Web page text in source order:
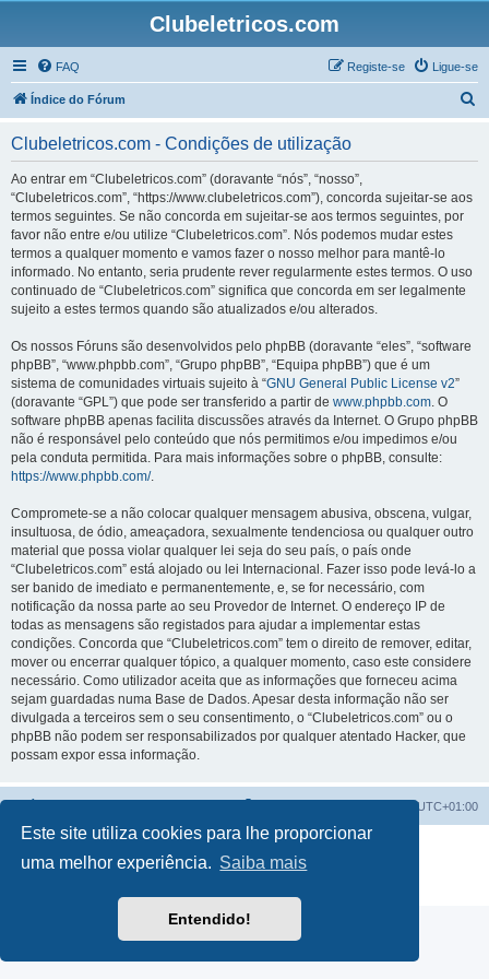
Este site utiliza cookies para lhe proporcionar
uma melhor experiência. Saiba mais
Entendido!
Clubeletricos.com
FAQ Ligue-se
Registe-se
Índice do Fórum
Clubeletricos.com - Condições de utilização
Ao entrar em “Clubeletricos.com” (doravante “nós”, “nosso”,
“Clubeletricos.com”, “https://www.clubeletricos.com”), concorda sujeitar-se aos
termos seguintes. Se não concorda em sujeitar-se aos termos seguintes, por
favor não entre e/ou utilize “Clubeletricos.com”. Nós podemos mudar estes
termos a qualquer momento e vamos fazer o nosso melhor para mantê-lo
informado. No entanto, seria prudente rever regularmente estes termos. O uso
continuado de “Clubeletricos.com” significa que concorda em ser legalmente
sujeito a estes termos quando são atualizados e/ou alterados.
Os nossos Fóruns são desenvolvidos pelo phpBB (doravante “eles”, “software
phpBB”, “www.phpbb.com”, “Grupo phpBB”, “Equipa phpBB”) que é um
sistema de comunidades virtuais sujeito à “GNU General Public License v2”
(doravante “GPL”) que pode ser transferido a partir de www.phpbb.com. O
software phpBB apenas facilita discussões através da Internet. O Grupo phpBB
não é responsável pelo conteúdo que nós permitimos e/ou impedimos e/ou
pela conduta permitida. Para mais informações sobre o phpBB, consulte:
https://www.phpbb.com/.
Compromete-se a não colocar qualquer mensagem abusiva, obscena, vulgar,
insultuosa, de ódio, ameaçadora, sexualmente tendenciosa ou qualquer outro
material que possa violar qualquer lei seja do seu país, o país onde
“Clubeletricos.com” está alojado ou lei Internacional. Fazer isso pode levá-lo a
ser banido de imediato e permanentemente, e, se for necessário, com
notificação da nossa parte ao seu Provedor de Internet. O endereço IP de
todas as mensagens são registados para ajudar a implementar estas
condições. Concorda que “Clubeletricos.com” tem o direito de remover, editar,
mover ou encerrar qualquer tópico, a qualquer momento, caso este considere
necessário. Como utilizador aceita que as informações que forneceu acima
sejam guardadas numa Base de Dados. Apesar desta informação não ser
divulgada a terceiros sem o seu consentimento, o “Clubeletricos.com” ou o
phpBB não podem ser responsabilizados por qualquer atentado Hacker, que
possam expor essa informação.
UTC+01:00
phpBB
® Forum Software © phpBB Limited
Traduzido por:
phpBB Portugal